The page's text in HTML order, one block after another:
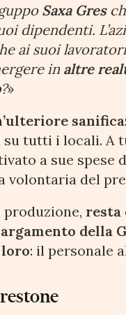
Saxa Gres
dipendenti.
ai suoi
in altre
?»
tutti i locali. A
a sue spese
volontaria del
resta
della
: il personale